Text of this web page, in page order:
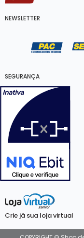
NEWSLETTER
SEGURANÇA
Crie já sua loja virtual